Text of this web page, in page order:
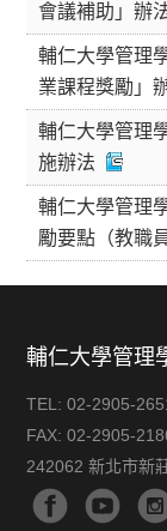
會議補助」辦
輔仁大學管理
業課程獎勵」
輔仁大學管理
施辦法
輔仁大學管理
勵要點（教職
輔仁大學管理
TEL:02-2905-
FAX:02-2905-
242062 新北市新